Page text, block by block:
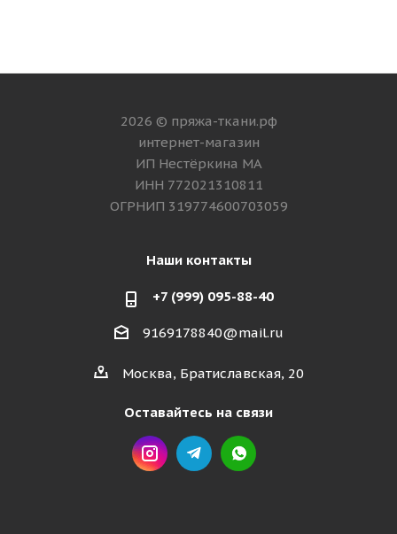
2026 © пряжа-ткани.рф
интернет-магазин
ИП Нестёркина МА
ИНН 772021310811
ОГРНИП 319774600703059
Наши контакты
+7 (999) 095-88-40
9169178840@mail.ru
Москва, Братиславская, 20
Оставайтесь на связи